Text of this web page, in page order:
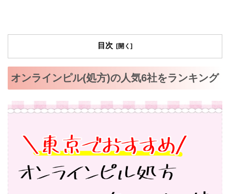
目次
オンラインピル(処方)の人気6社をランキング